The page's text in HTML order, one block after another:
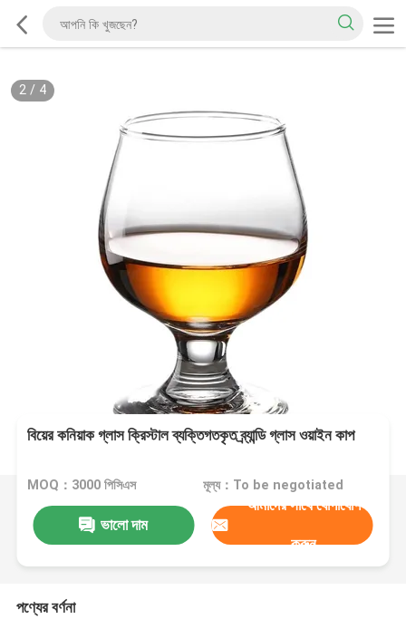
2/ 4
বিয়ের কনিয়াক গ্লাস ক্রিস্টাল ব্যক্তিগতকৃত ব্র্যান্ডি গ্লাস ওয়াইন কাপ
MOQ：3000 পিসিএস মূল্য：To be negotiated
ভালো দাম
আমাদের সাথে যোগাযোগ
করুন
পণ্যের বর্ণনা